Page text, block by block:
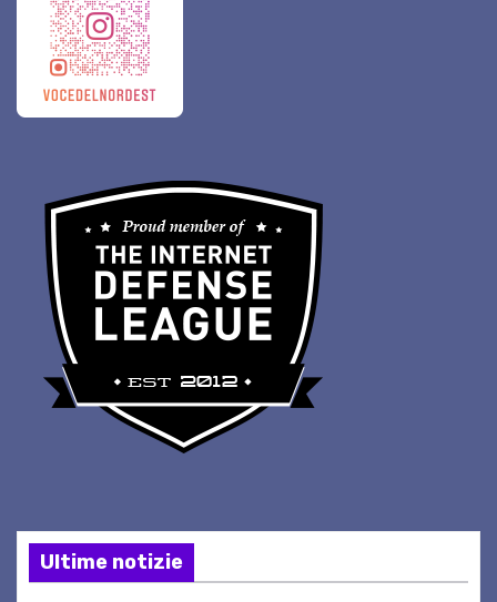
Ultime notizie